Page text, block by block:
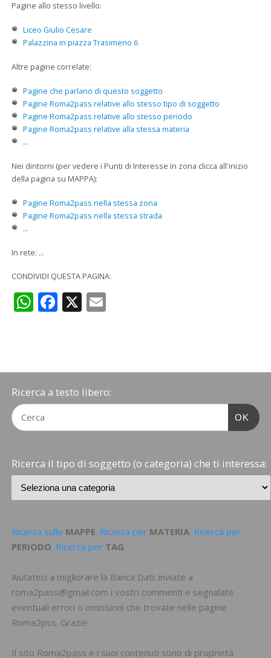
Pagine allo stesso livello:
Liceo Giulio Cesare
Palazzina in piazza Trasimeno 6
Altre pagine correlate:
Pagine che parlano di questo soggetto
Pagine Roma2pass relative allo stesso tipo di soggetto
Pagine Roma2pass relative allo stesso periodo
Pagine Roma2pass relative alla stessa materia
...
Nei dintorni (per vedere i Punti di Interesse in zona clicca all'inizio
della pagina su MAPPA):
Pagine Roma2pass nella stessa zona
Pagine Roma2pass nella stessa strada
...
In rete: ...
CONDIVIDI QUESTA PAGINA:
WhatsApp
Facebook
X Email
Ricerca a testo libero:
OK
Ricerca il tipo di soggetto (o categoria) che ti interessa:
Ricerca sulle MAPPE. Ricerca per MATERIA. Ricerca per
PERIODO. Ricerca per TAG.
Aiutateci a migliorare la Banca Dati: inviate a
roma2pass@gmail.com i vostri commenti e segnalate
eventuali errori o omissioni che trovate nelle pagine
Roma2pss. Grazie
Il sito Roma2pass e i suoi contenuti sono di proprietà